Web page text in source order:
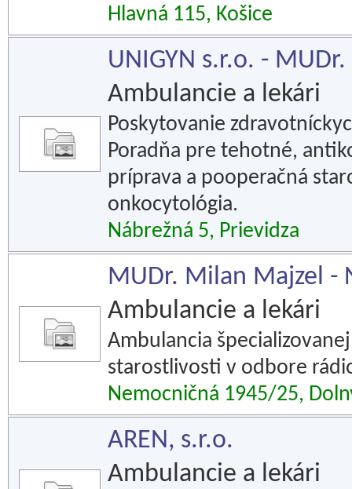
Hlavná 115, Košice
UNIGYN s.r.o. -
Ambulancie a lekári
Poskytovanie
Poradňa pre tehotné,
príprava a pooperačná
onkocytológia.
Nábrežná 5, Prievidza
MUDr. Milan Majzel -
Ambulancie a lekári
Ambulancia
starostlivosti v odbore
Nemocničná 1945/25,
AREN, s.r.o.
Ambulancie a lekári